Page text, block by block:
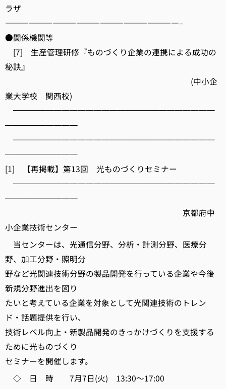
ラザ
——————————————————————–
●関係機関等
[7] 生産管理研修『ものづくり企業の連携による成功の
秘訣』
(中小企
業大学校 関西校)
━━━━━━━━━━━━━━━━━━━━━━━━━
━━━━━━━━━
─────────────────────────
─────────
[1] 【再掲載】第13回 光ものづくりセミナー
─────────────────────────
─────────
京都府中
小企業技術センター
当センターは、光通信分野、分析・計測分野、医療分
野、加工分野・照明分
野など光関連技術分野の製品開発を行っている企業や今後
新規分野進出を図り
たいと考えている企業を対象として光関連技術のトレン
ド・話題提供を行い、
技術レベル向上・新製品開発のきっかけづくりを支援する
ために光ものづくり
セミナーを開催します。
◇ 日 時 7月7日(火) 13:30～17:00